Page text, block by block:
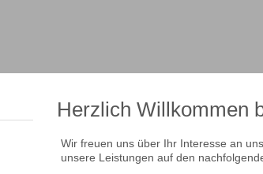
Vordächer
Herzlich Willkommen
Wir freuen uns über Ihr Interesse an
unsere Leistungen auf den